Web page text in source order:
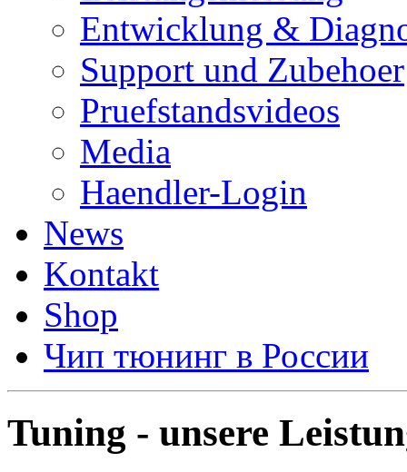
Entwicklung &
Support und Zubehoer
Pruefstandsvideos
Media
Haendler-Login
News
Kontakt
Shop
Чип тюнинг в России
Tuning - unsere